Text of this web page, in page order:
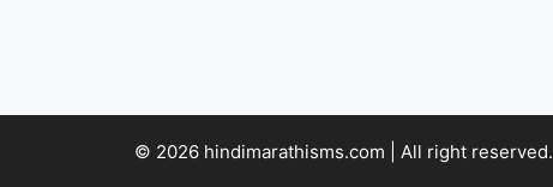
© 2026 hindimarathisms.com | All right reserved.